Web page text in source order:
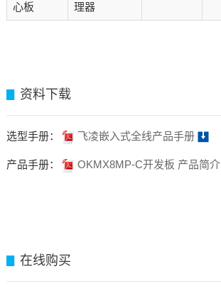
心板
理器
资料下载
选型手册： 飞凌嵌入式全线产品手册
产品手册： OKMX8MP-C开发板 产品简介
在线购买